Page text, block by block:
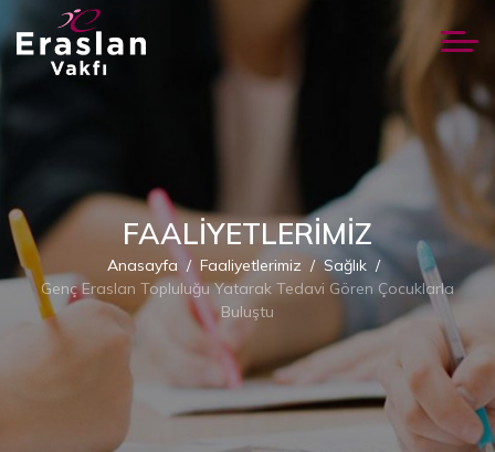
FAALIYETLERIMIZ
Anasayfa Faaliyetlerimiz
Sağlık
Genç Eraslan Topluluğu Yatarak Tedavi Gören Çocuklarla
Buluştu